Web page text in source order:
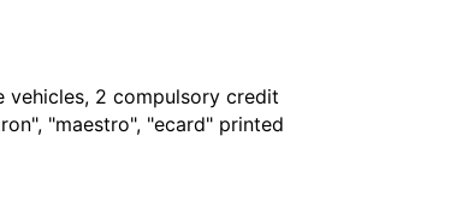
vehicles, 2 compulsory credit
"maestro", "ecard" printed